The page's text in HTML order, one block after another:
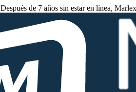
Después de 7 años sin estar en línea,